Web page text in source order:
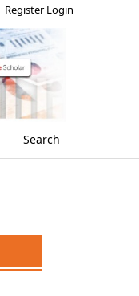
Search
Register Login